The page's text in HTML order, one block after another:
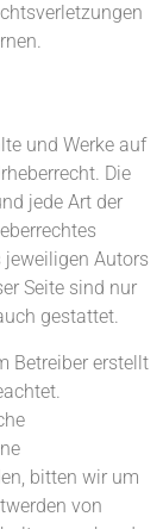
und Werke auf
Die
jede Art der
Autors
Seite sind nur
gestattet.
Betreiber erstellt
bitten wir um
von